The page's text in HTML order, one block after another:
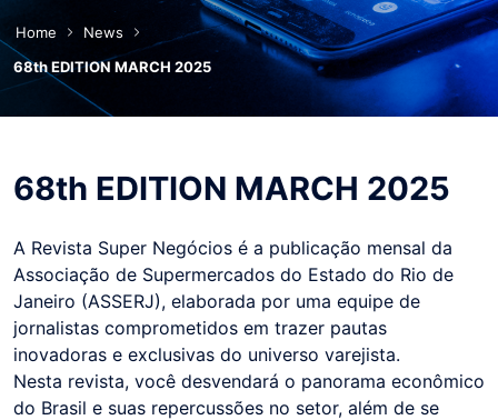
Home
News
68th EDITION MARCH 2025
68th EDITION MARCH 2025
A Revista Super Negócios é a publicação mensal da
Associação de Supermercados do Estado do Rio de
Janeiro (ASSERJ), elaborada por uma equipe de
jornalistas comprometidos em trazer pautas
inovadoras e exclusivas do universo varejista.
Nesta revista, você desvendará o panorama econômico
do Brasil e suas repercussões no setor, além de se